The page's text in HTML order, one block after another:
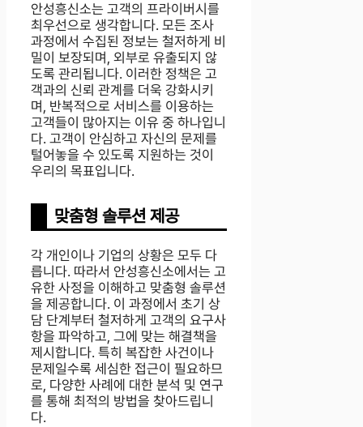
안성흥신소는 고객의 프라이버시를
최우선으로 생각합니다. 모든 조사
과정에서 수집된 정보는 철저하게 비
밀이 보장되며, 외부로 유출되지 않
도록 관리됩니다. 이러한 정책은 고
객과의 신뢰 관계를 더욱 강화시키
며, 반복적으로 서비스를 이용하는
고객들이 많아지는 이유 중 하나입니
다. 고객이 안심하고 자신의 문제를
털어놓을 수 있도록 지원하는 것이
우리의 목표입니다.
맞춤형 솔루션 제공
각 개인이나 기업의 상황은 모두 다
릅니다. 따라서 안성흥신소에서는 고
유한 사정을 이해하고 맞춤형 솔루션
을 제공합니다. 이 과정에서 초기 상
담 단계부터 철저하게 고객의 요구사
항을 파악하고, 그에 맞는 해결책을
제시합니다. 특히 복잡한 사건이나
문제일수록 세심한 접근이 필요하므
로, 다양한 사례에 대한 분석 및 연구
를 통해 최적의 방법을 찾아드립니
다.